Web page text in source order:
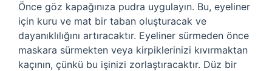
Önce göz kapağınıza pudra uygulayın. Bu, eyeliner
için kuru ve mat bir taban oluşturacak ve
dayanıklılığını artıracaktır. Eyeliner sürmeden önce
maskara sürmekten veya kirpiklerinizi kıvırmaktan
kaçının, çünkü bu işinizi zorlaştıracaktır. Düz bir